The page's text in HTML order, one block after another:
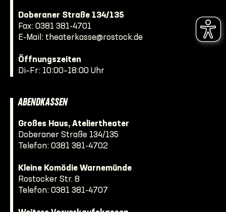
Doberaner Straße 134/135
Fax: 0381 381-4701
E-Mail: theaterkasse@rostock.de
Öffnungszeiten
Di–Fr: 10:00–18:00 Uhr
ABENDKASSEN
Großes Haus, Ateliertheater
Doberaner Straße 134/135
Telefon: 0381 381-4702
Kleine Komödie Warnemünde
Rostocker Str. 8
Telefon: 0381 381-4707